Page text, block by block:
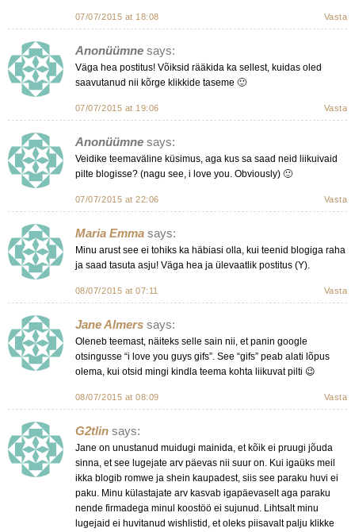
07/07/2015 at 18:08 Vasta
Anonüümne says:
Väga hea postitus! Võiksid rääkida ka sellest, kuidas oled
saavutanud nii kõrge klikkide taseme 🙂
07/07/2015 at 19:06 Vasta
Anonüümne says:
Veidike teemaväline küsimus, aga kus sa saad neid liikuivaid
pilte blogisse? (nagu see, i love you. Obviously) 🙂
07/07/2015 at 22:06 Vasta
Maria Emma says:
Minu arust see ei tohiks ka häbiasi olla, kui teenid blogiga raha
ja saad tasuta asju! Väga hea ja ülevaatlik postitus (Y).
08/07/2015 at 07:11 Vasta
Jane Almers says:
Oleneb teemast, näiteks selle sain nii, et panin google
otsingusse “i love you guys gifs”. See “gifs” peab alati lõpus
olema, kui otsid mingi kindla teema kohta liikuvat pilti 😉
08/07/2015 at 08:09 Vasta
G2tlin says:
Jane on unustanud muidugi mainida, et kõik ei pruugi jõuda
sinna, et see lugejate arv päevas nii suur on. Kui igaüks meil
ikka blogib romwe ja shein kaupadest, siis see paraku huvi ei
paku. Minu külastajate arv kasvab igapäevaselt aga paraku
nende firmadega minul koostöö ei sujunud. Lihtsalt minu
lugejaid ei huvitanud wishlistid, et oleks piisavalt palju klikke